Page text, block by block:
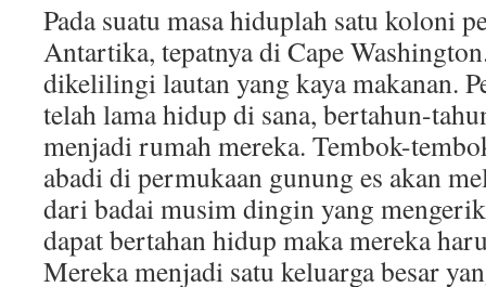
Pada suatu masa hiduplah satu koloni
Antartika, tepatnya di Cape
dikelilingi lautan yang kaya makanan.
telah lama hidup di sana, bertahun-
menjadi rumah mereka. Tembok-
abadi di permukaan gunung es akan
dari badai musim dingin yang
dapat bertahan hidup maka mereka
Mereka menjadi satu keluarga besar